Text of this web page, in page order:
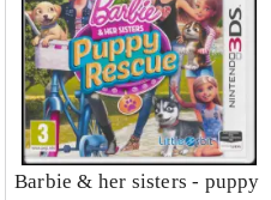
Barbie & her sisters - puppy